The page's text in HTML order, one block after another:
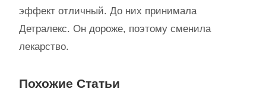
эффект отличный. До них принимала
Детралекс. Он дороже, поэтому сменила
лекарство.
Похожие Статьи